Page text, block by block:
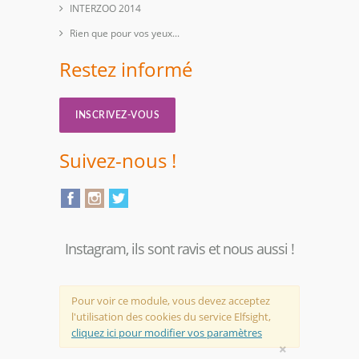
INTERZOO 2014
Rien que pour vos yeux...
Restez informé
INSCRIVEZ-VOUS
Suivez-nous !
Instagram, ils sont ravis et nous aussi !
Pour voir ce module, vous devez acceptez
l'utilisation des cookies du service Elfsight,
cliquez ici pour modifier vos paramètres
×